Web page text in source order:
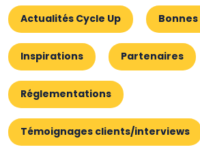
Actualités Cycle Up
Inspirations Partenaires
Réglementations
Témoignages clients/interviews